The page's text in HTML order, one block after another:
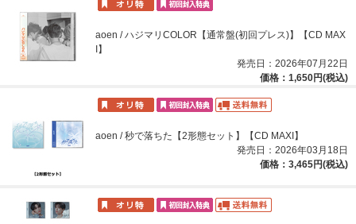
aoen / ハジマリCOLOR【通常盤(初回プレス)】【CD MAX
I】
発売日：2026年07月22日
価格：1,650円(税込)
aoen / 秒で落ちた【2形態セット】【CD MAXI】
発売日：2026年03月18日
価格：3,465円(税込)